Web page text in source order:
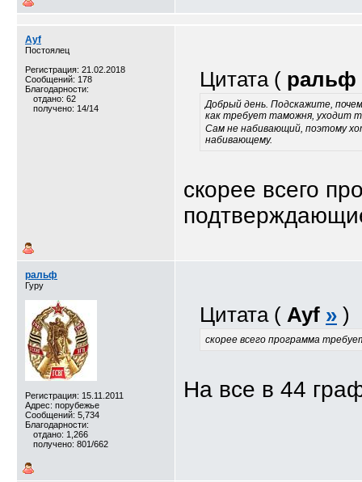
Ayf
Постоялец
Регистрация: 21.02.2018
Сообщений: 178
Благодарности:
отдано: 62
получено: 14/14
Цитата ( ральф
Добрый день. Подскажите,
как требует таможня, уходит
Сам не набивающий, поэтому
набивающему.
скорее всего
ральф
Гуру
Регистрация: 15.11.2011
Адрес: порубежье
Сообщений: 5,734
Благодарности:
отдано: 1,266
получено: 801/662
Цитата ( Ayf » )
скорее всего программа
На все в 44